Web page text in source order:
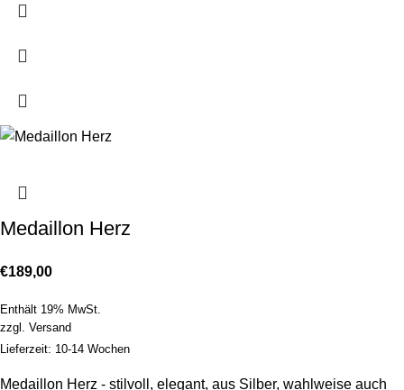
Medaillon Herz
€189,00
Enthält 19% MwSt.
zzgl. Versand
Lieferzeit: 10-14 Wochen
Medaillon Herz - stilvoll, elegant, aus Silber, wahlweise auch